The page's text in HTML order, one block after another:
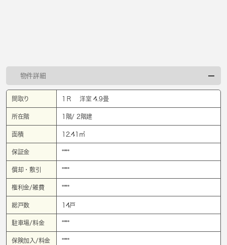
物件詳細
間取り 1Ｒ 洋室 4.9畳
所在階 1階/ 2階建
面積 12.41㎡
保証金 ****
償却・敷引 ****
権利金/雑費 ****
総戸数 14戸
駐車場/料金 ****
保険加入/料金 ****